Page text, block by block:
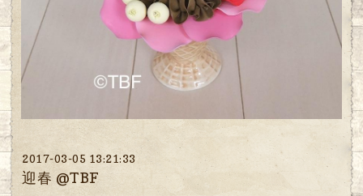
2017-03-05 13:21:33
迎春 @TBF